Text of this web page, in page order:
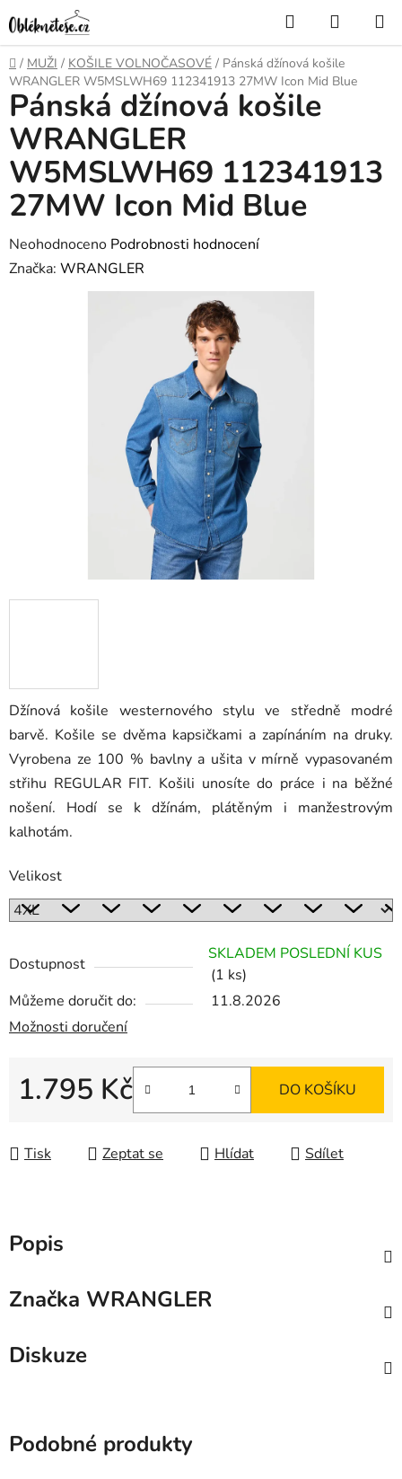
na
obsah
Hledat
KOŠÍK
Domů
/ MUŽI / KOŠILE VOLNOČASOVÉ / Pánská džínová košile
WRANGLER W5MSLWH69 112341913 27MW Icon Mid Blue
Džínová košile westernového stylu ve středně modré
barvě. Košile se dvěma kapsičkami a zapínáním na druky.
Vyrobena ze 100 % bavlny a ušita v mírně vypasovaném
střihu REGULAR FIT. Košili unosíte do práce i na běžné
nošení. Hodí se k džínám, plátěným i manžestrovým
kalhotám.
Velikost
Dostupnost
SKLADEM POSLEDNÍ KUS
(1 ks)
Můžeme doručit do:
11.8.2026
Možnosti doručení
1.795 Kč DO KOŠÍKU
Tisk Zeptat se Hlídat Sdílet
Pánská džínová košile
WRANGLER
W5MSLWH69 112341913
27MW Icon Mid Blue
Průměrné
hodnocení
Neohodnoceno Podrobnosti hodnocení
Značka: WRANGLER
Popis
Značka WRANGLER
Diskuze
Podobné produkty